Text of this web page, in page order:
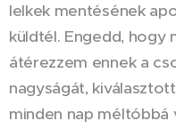
lelkek mentésének
küldtél. Engedd, hogy
átérezzem ennek a
nagyságát,
minden nap méltóbbá